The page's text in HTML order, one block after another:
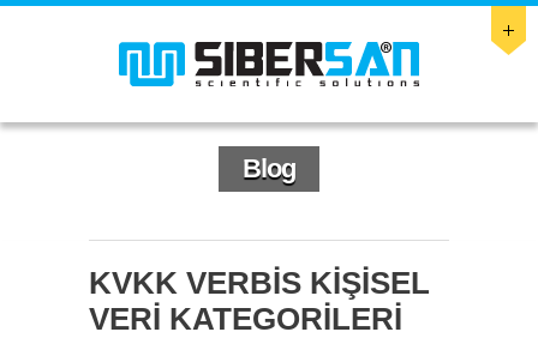
Blog
KVKK VERBİS KİŞİSEL
VERİ KATEGORİLERİ